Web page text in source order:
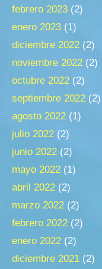
febrero 2023 (2)
enero 2023 (1)
diciembre 2022 (2)
noviembre 2022 (2)
octubre 2022 (2)
septiembre 2022 (2)
agosto 2022 (1)
julio 2022 (2)
junio 2022 (2)
mayo 2022 (1)
abril 2022 (2)
marzo 2022 (2)
febrero 2022 (2)
enero 2022 (2)
diciembre 2021 (2)